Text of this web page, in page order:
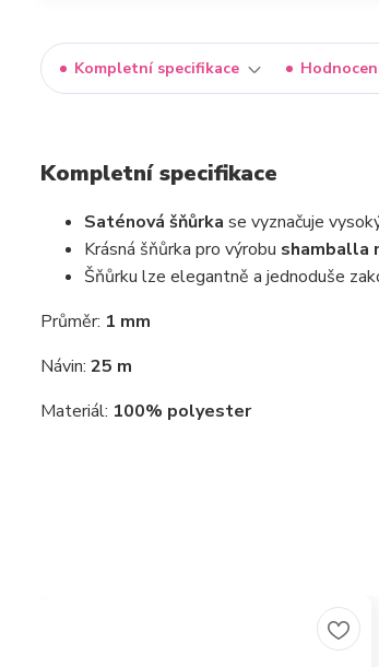
Kompletní specifikace
Kompletní specifikace
Saténová šňůrka se vyznačuje
Krásná šňůrka pro výrobu shamballa
Šňůrku lze elegantně a jednoduše
Průměr: 1 mm
Návin: 25 m
Materiál: 100% polyester